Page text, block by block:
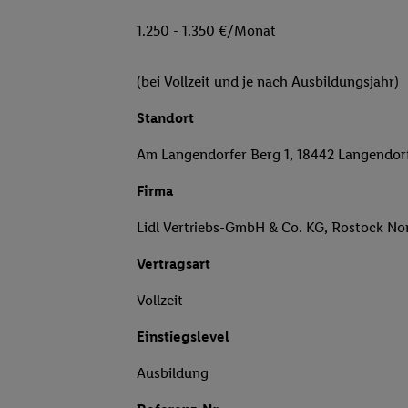
1.250 - 1.350 €/Monat
(bei Vollzeit und je nach Ausbildungsjahr)
Standort
Am Langendorfer Berg 1, 18442
Firma
Lidl Vertriebs-GmbH & Co. KG, Rostock
Vertragsart
Vollzeit
Einstiegslevel
Ausbildung